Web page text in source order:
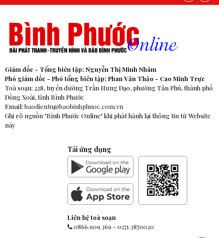
Giám đốc - Tổng biên tập: Nguyễn Thị Minh Nhâm
Phó giám đốc - Phó tổng biên tập: Phan Văn Thảo - Cao Minh Trực
Toà soạn: 228, tuyến đường Trần Hưng Đạo, phường Tân Phú, thành phố
Đồng Xoài, tỉnh Bình Phước
Email: baodientu@baobinhphuoc.com.vn
Ghi rõ nguồn "Bình Phước Online" khi phát hành lại thông tin từ Website
này
Tải ứng dụng
Liên hệ toà soạn
0866.909.369-0271.3870020